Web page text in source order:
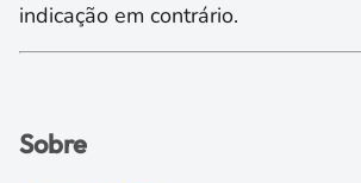
indicação em contrário.
Sobre